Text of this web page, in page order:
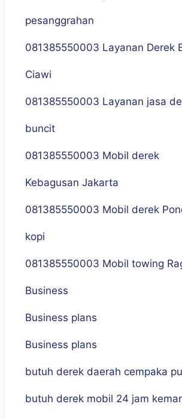
pesanggrahan
081385550003 Layanan Derek
Ciawi
081385550003 Layanan jasa
buncit
081385550003 Mobil derek
Kebagusan Jakarta
081385550003 Mobil derek
kopi
081385550003 Mobil towing
Business
Business plans
Business plans
butuh derek daerah cempaka
butuh derek mobil 24 jam